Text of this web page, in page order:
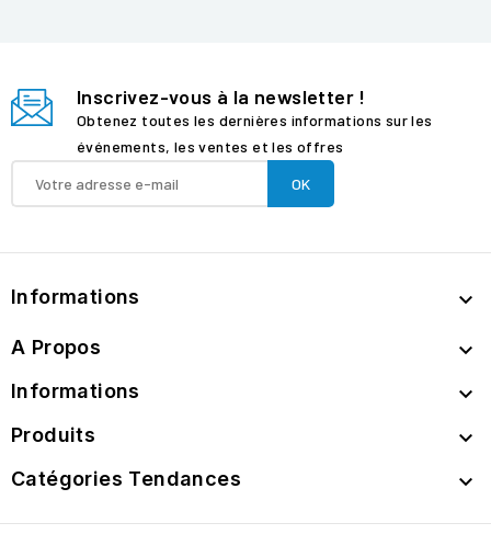
Inscrivez-vous à la newsletter !
Obtenez toutes les dernières informations sur les
événements, les ventes et les offres
Informations 
A Propos 
Informations 
Produits 
Catégories Tendances 